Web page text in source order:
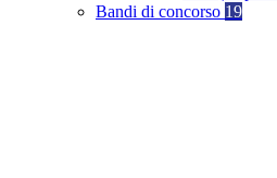
Bandi di concorso 19